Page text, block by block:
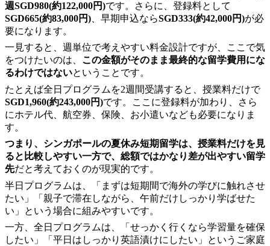
週SGD980(約122,000円)です。さらに、登録料として
SGD665(約83,000円) 、早期申込ならSGD333(約42,000円)が必
要になります。
一見すると、週単位で考えやすい料金設計ですが、ここで気
をつけたいのは、 この金額がそのまま最終的な留学費用にな
るわけではないということです。
たとえば全日プログラムを2週間受講すると、授業料だけで
SGD1,960(約243,000円)です。ここに登録料が加わり、さら
にホテル代、航空券、保険、お小遣いなども必要になりま
す。
つまり、シンガポールの夏休み短期留学は、授業料だけを見
ると比較しやすい一方で、総額ではかなり差が出やすい留学
先だと考えておくのが現実的です。
半日プログラムは、「まずは短期間で海外の学びに触れさせ
たい」「親子で滞在しながら、午前だけしっかり学ばせた
い」という場合に組みやすいです。
一方、全日プログラムは、「せっかく行くなら学習量を確保
したい」「平日はしっかり英語漬けにしたい」というご家庭